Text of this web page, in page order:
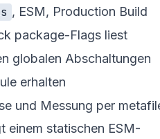
, ESM, Production Build
package-Flags liest
globalen Abschaltungen
erhalten
und Messung per
einem statischen ESM-